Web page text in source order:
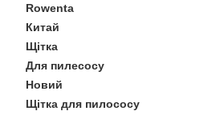
Rowenta
Китай
Щітка
Для пилесосу
Новий
Щітка для пилососу